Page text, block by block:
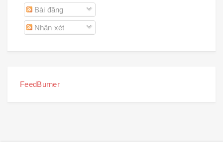
Bài đăng
Nhận xét
FeedBurner